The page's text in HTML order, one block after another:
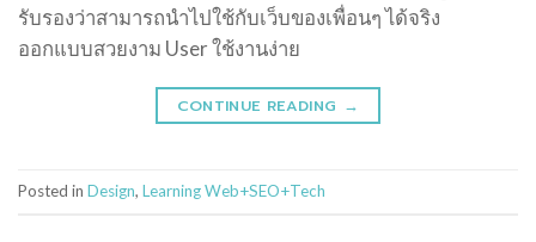
รับรองว่าสามารถนำไปใช้กับเว็บของเพื่อนๆ ได้จริง
ออกแบบสวยงาม User ใช้งานง่าย
CONTINUE READING →
Posted in Design, Learning Web+SEO+Tech